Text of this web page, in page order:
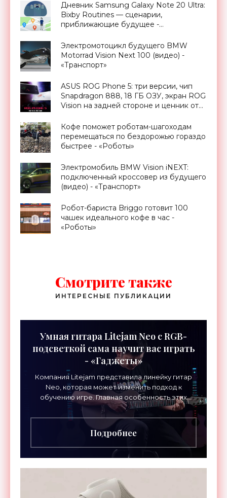
Дневник Samsung Galaxy Note 20 Ultra:
Bixby Routines — сценарии,
приближающие будущее -
Электромотоцикл будущего BMW
Motorrad Vision Next 100 (видео) -
«Транспорт»
ASUS ROG Phone 5: три версии, чип
Snapdragon 888, 18 ГБ ОЗУ, экран ROG
Vision на задней стороне и ценник от
Кофе поможет роботам-шагоходам
перемещаться по бездорожью гораздо
быстрее - «Роботы»
Электромобиль BMW Vision iNEXT:
подключенный кроссовер из будущего
(видео) - «Транспорт»
Робот-бариста Briggo готовит 100
чашек идеального кофе в час -
«Роботы»
Смотрите также
ИНТЕРЕСНЫЕ ПУБЛИКАЦИИ
Умная гитара Litejam Neo с RGB-
подсветкой сама научит вас играть
- «Гаджеты»
Компания Litejam представила линейку гитар
Neo, которая может изменить подход к
обучению игре. Главная особенность этих
инструментов – встроенная RGB-подсветка
грифа. Светодиоды
Подробнее